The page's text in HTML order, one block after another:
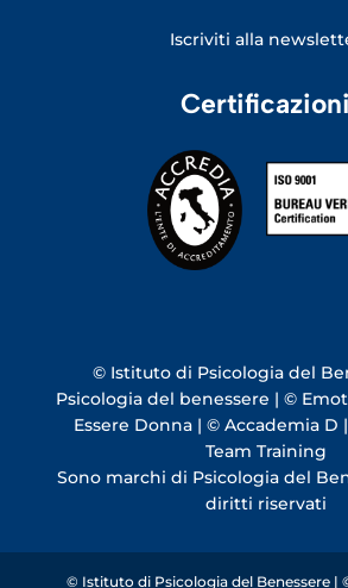
Iscriviti alla
Certificazioni
© Istituto di Psicologia del
Psicologia del benessere | ©
Essere Donna | © Accademia D
Team Training
Sono marchi di Psicologia del
diritti riservati
© Istituto di Psicologia del Benessere |